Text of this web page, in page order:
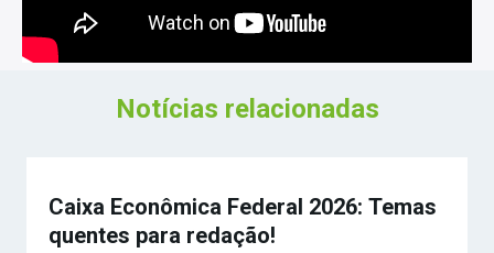
Notícias relacionadas
Caixa Econômica Federal 2026: Temas
quentes para redação!